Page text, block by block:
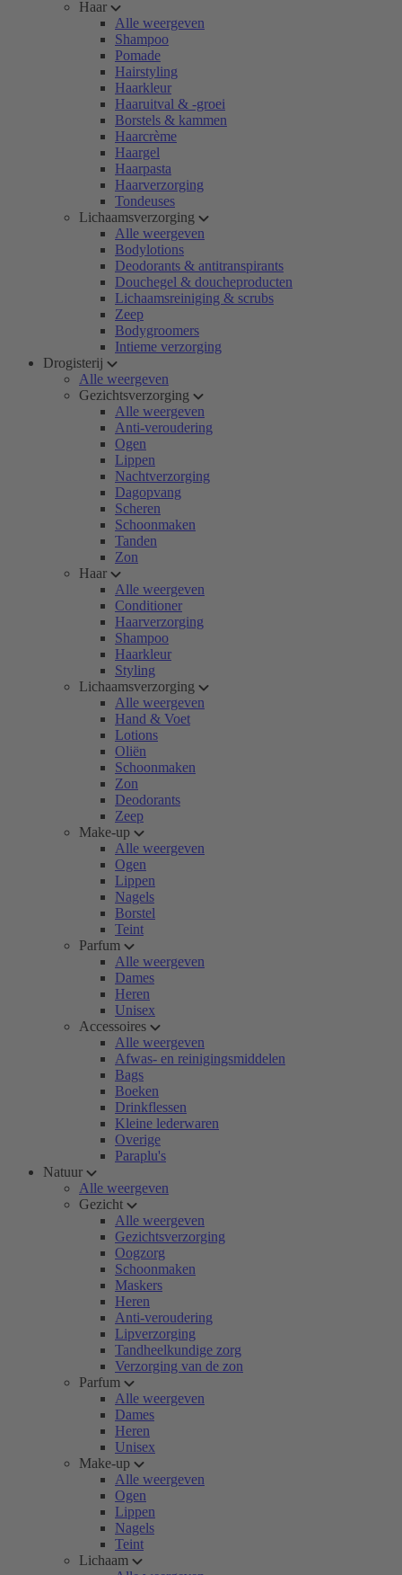
Haar
Alle weergeven
Shampoo
Pomade
Hairstyling
Haarkleur
Haaruitval & -groei
Borstels & kammen
Haarcrème
Haargel
Haarpasta
Haarverzorging
Tondeuses
Lichaamsverzorging
Alle weergeven
Bodylotions
Deodorants & antitranspirants
Douchegel & doucheproducten
Lichaamsreiniging & scrubs
Zeep
Bodygroomers
Intieme verzorging
Drogisterij
Alle weergeven
Gezichtsverzorging
Alle weergeven
Anti-veroudering
Ogen
Lippen
Nachtverzorging
Dagopvang
Scheren
Schoonmaken
Tanden
Zon
Haar
Alle weergeven
Conditioner
Haarverzorging
Shampoo
Haarkleur
Styling
Lichaamsverzorging
Alle weergeven
Hand & Voet
Lotions
Oliën
Schoonmaken
Zon
Deodorants
Zeep
Make-up
Alle weergeven
Ogen
Lippen
Nagels
Borstel
Teint
Parfum
Alle weergeven
Dames
Heren
Unisex
Accessoires
Alle weergeven
Afwas- en reinigingsmiddelen
Bags
Boeken
Drinkflessen
Kleine lederwaren
Overige
Paraplu's
Natuur
Alle weergeven
Gezicht
Alle weergeven
Gezichtsverzorging
Oogzorg
Schoonmaken
Maskers
Heren
Anti-veroudering
Lipverzorging
Tandheelkundige zorg
Verzorging van de zon
Parfum
Alle weergeven
Dames
Heren
Unisex
Make-up
Alle weergeven
Ogen
Lippen
Nagels
Teint
Lichaam